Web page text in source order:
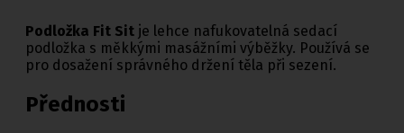
Podložka Fit Sit je lehce nafukovatelná sedací
podložka s měkkými masážními výběžky. Používá se
pro dosažení správného držení těla při sezení.
Přednosti